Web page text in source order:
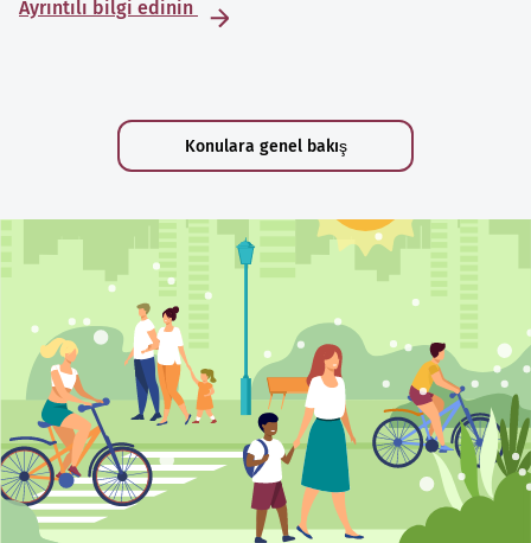
Ayrıntılı bilgi edinin
Konulara genel bakış